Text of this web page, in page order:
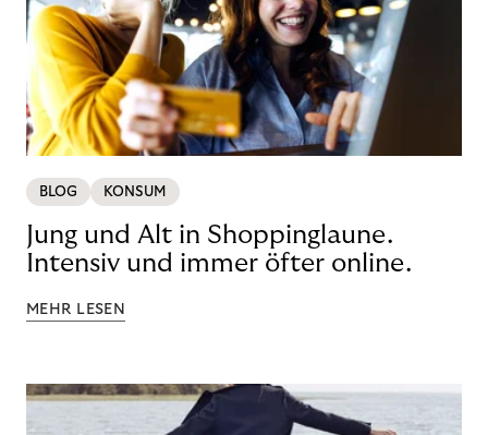
BLOG KONSUM
Jung und Alt in Shoppinglaune.
Intensiv und immer öfter online.
MEHR LESEN